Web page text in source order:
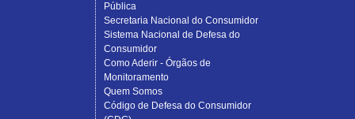
Pública
Secretaria Nacional do Consumidor
Sistema Nacional de Defesa do
Consumidor
Como Aderir - Órgãos de
Monitoramento
Quem Somos
Código de Defesa do Consumidor